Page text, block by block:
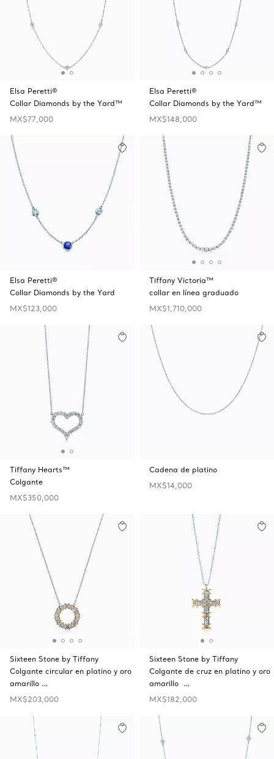
Elsa Peretti®
Collar Diamonds by the Yard™
MX$77,000
Elsa Peretti®
Collar Diamonds by the Yard™
MX$148,000
Elsa Peretti®
Collar Diamonds by the Yard
MX$123,000
Tiffany Victoria™
collar en línea graduado
MX$1,710,000
Tiffany Hearts™
Colgante
MX$350,000
Cadena de platino
MX$14,000
Sixteen Stone by Tiffany
Colgante circular en platino y oro
amarillo …
MX$203,000
Sixteen Stone by Tiffany
Colgante de cruz en platino y oro
amarillo …
MX$182,000